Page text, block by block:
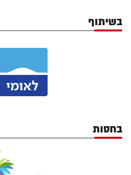
בשיתוף
בחסות